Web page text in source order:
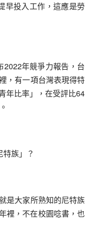
早投入工作，這應是勞
2022年競爭力報告，台
，有一項台灣表現得特
年比率」，在受評比64
族」？
是大家所熟知的尼特族
裡，不在校園唸書，也